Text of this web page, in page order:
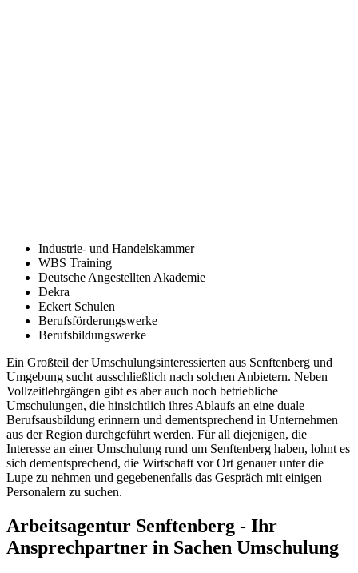
Industrie- und Handelskammer
WBS Training
Deutsche Angestellten Akademie
Dekra
Eckert Schulen
Berufsförderungswerke
Berufsbildungswerke
Ein Großteil der Umschulungsinteressierten aus Senftenberg und
Umgebung sucht ausschließlich nach solchen Anbietern. Neben
Vollzeitlehrgängen gibt es aber auch noch betriebliche
Umschulungen, die hinsichtlich ihres Ablaufs an eine duale
Berufsausbildung erinnern und dementsprechend in Unternehmen
aus der Region durchgeführt werden. Für all diejenigen, die
Interesse an einer Umschulung rund um Senftenberg haben, lohnt es
sich dementsprechend, die Wirtschaft vor Ort genauer unter die
Lupe zu nehmen und gegebenenfalls das Gespräch mit einigen
Personalern zu suchen.
Arbeitsagentur Senftenberg - Ihr
Ansprechpartner in Sachen Umschulung